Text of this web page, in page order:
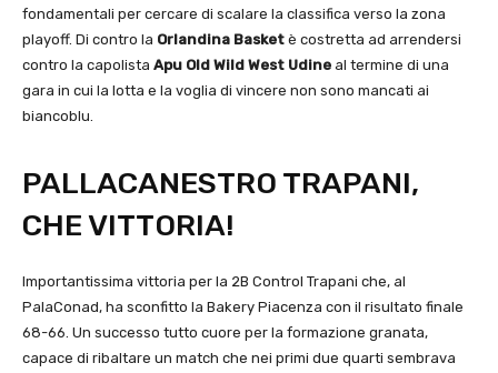
fondamentali per cercare di scalare la classifica verso la zona
playoff. Di contro la Orlandina Basket è costretta ad arrendersi
contro la capolista Apu Old Wild West Udine al termine di una
gara in cui la lotta e la voglia di vincere non sono mancati ai
biancoblu.
PALLACANESTRO TRAPANI,
CHE VITTORIA!
Importantissima vittoria per la 2B Control Trapani che, al
PalaConad, ha sconfitto la Bakery Piacenza con il risultato finale
68-66. Un successo tutto cuore per la formazione granata,
capace di ribaltare un match che nei primi due quarti sembrava